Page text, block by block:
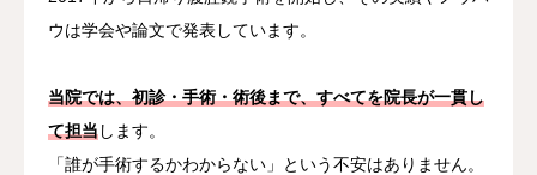
ウは学会や論文で発表しています。
当院では、初診・手術・術後まで、すべてを院長が一貫し
て担当します。
「誰が手術するかわからない」という不安はありません。